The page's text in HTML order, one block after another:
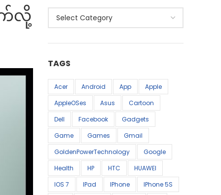
က်လို့
Categories
TAGS
Acer Android App
Apple
AppleOSes
Asus
Cartoon
Dell
Facebook
Gadgets
Game
Games
Gmail
GoldenPowerTechnology
Google
Health
HP HTC
HUAWEI
IOS 7
IPad IPhone
IPhone 5S